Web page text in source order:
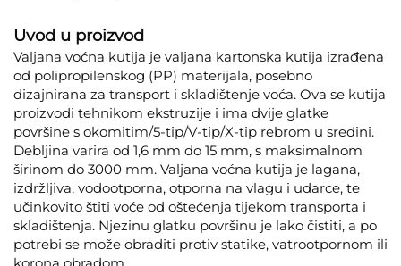
Uvod u proizvod
Valjana voćna kutija je valjana kartonska kutija izrađena
od polipropilenskog (PP) materijala, posebno
dizajnirana za transport i skladištenje voća. Ova se kutija
proizvodi tehnikom ekstruzije i ima dvije glatke
površine s okomitim/5-tip/V-tip/X-tip rebrom u sredini.
Debljina varira od 1,6 mm do 15 mm, s maksimalnom
širinom do 3000 mm. Valjana voćna kutija je lagana,
izdržljiva, vodootporna, otporna na vlagu i udarce, te
učinkovito štiti voće od oštećenja tijekom transporta i
skladištenja. Njezinu glatku površinu je lako čistiti, a po
potrebi se može obraditi protiv statike, vatrootpornom ili
korona obradom.